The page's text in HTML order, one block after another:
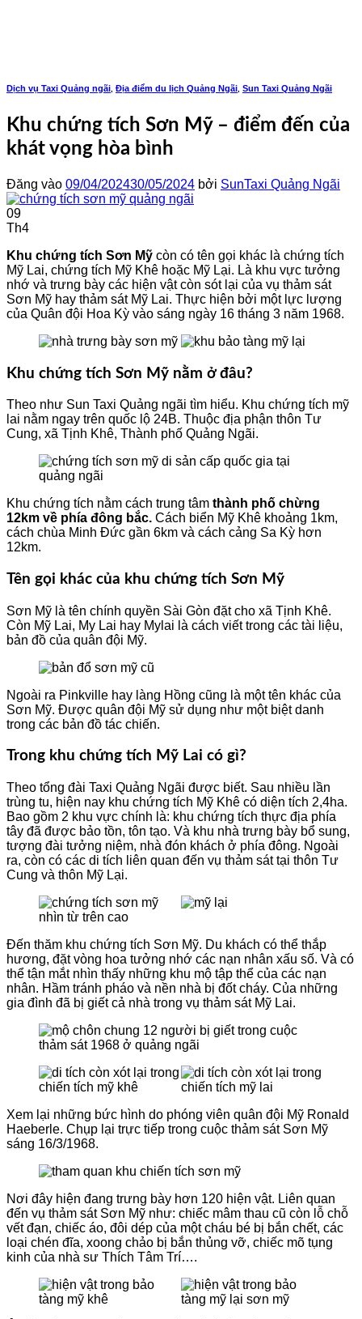
Dịch vụ Taxi Quảng ngãi Địa điểm du lịch Quảng Ngãi Sun Taxi Quảng Ngãi
Khu chứng tích Sơn Mỹ – điểm đến của
khát vọng hòa bình
Đăng vào 09/04/202430/05/2024 bởi SunTaxi Quảng Ngãi
09
Th4
Khu chứng tích Sơn Mỹ còn có tên gọi khác là chứng tích
Mỹ Lai, chứng tích Mỹ Khê hoặc Mỹ Lại. Là khu vực tưởng
nhớ và trưng bày các hiện vật còn sót lại của vụ thảm sát
Sơn Mỹ hay thảm sát Mỹ Lai. Thực hiện bởi một lực lượng
của Quân đội Hoa Kỳ vào sáng ngày 16 tháng 3 năm 1968.
Khu chứng tích Sơn Mỹ nằm ở đâu?
Theo như Sun Taxi Quảng ngãi tìm hiểu. Khu chứng tích mỹ
lai nằm ngay trên quốc lộ 24B. Thuộc địa phận thôn Tư
Cung, xã Tịnh Khê, Thành phố Quảng Ngãi.
Khu chứng tích nằm cách trung tâm thành phố chừng
12km về phía đông bắc. Cách biển Mỹ Khê khoảng 1km,
cách chùa Minh Đức gần 6km và cách cảng Sa Kỳ hơn
12km.
Tên gọi khác của khu chứng tích Sơn Mỹ
Sơn Mỹ là tên chính quyền Sài Gòn đặt cho xã Tịnh Khê.
Còn Mỹ Lai, My Lai hay Mylai là cách viết trong các tài liệu,
bản đồ của quân đội Mỹ.
Ngoài ra Pinkville hay làng Hồng cũng là một tên khác của
Sơn Mỹ. Được quân đội Mỹ sử dụng như một biệt danh
trong các bản đồ tác chiến.
Trong khu chứng tích Mỹ Lai có gì?
Theo tổng đài Taxi Quảng Ngãi được biết. Sau nhiều lần
trùng tu, hiện nay khu chứng tích Mỹ Khê có diện tích 2,4ha.
Bao gồm 2 khu vực chính là: khu chứng tích thực địa phía
tây đã được bảo tồn, tôn tạo. Và khu nhà trưng bày bổ sung,
tượng đài tưởng niệm, nhà đón khách ở phía đông. Ngoài
ra, còn có các di tích liên quan đến vụ thảm sát tại thôn Tư
Cung và thôn Mỹ Lại.
Đến thăm khu chứng tích Sơn Mỹ. Du khách có thể thắp
hương, đặt vòng hoa tưởng nhớ các nạn nhân xấu số. Và có
thể tận mắt nhìn thấy những khu mộ tập thể của các nạn
nhân. Hầm tránh pháo và nền nhà bị đốt cháy. Của những
gia đình đã bị giết cả nhà trong vụ thảm sát Mỹ Lai.
Xem lại những bức hình do phóng viên quân đội Mỹ Ronald
Haeberle. Chụp lại trực tiếp trong cuộc thảm sát Sơn Mỹ
sáng 16/3/1968.
Nơi đây hiện đang trưng bày hơn 120 hiện vật. Liên quan
đến vụ thảm sát Sơn Mỹ như: chiếc mâm thau cũ còn lỗ chỗ
vết đạn, chiếc áo, đôi dép của một cháu bé bị bắn chết, các
loại chén đĩa, xoong chảo bị bắn thủng vỡ, chiếc mõ tụng
kinh của nhà sư Thích Tâm Trí….